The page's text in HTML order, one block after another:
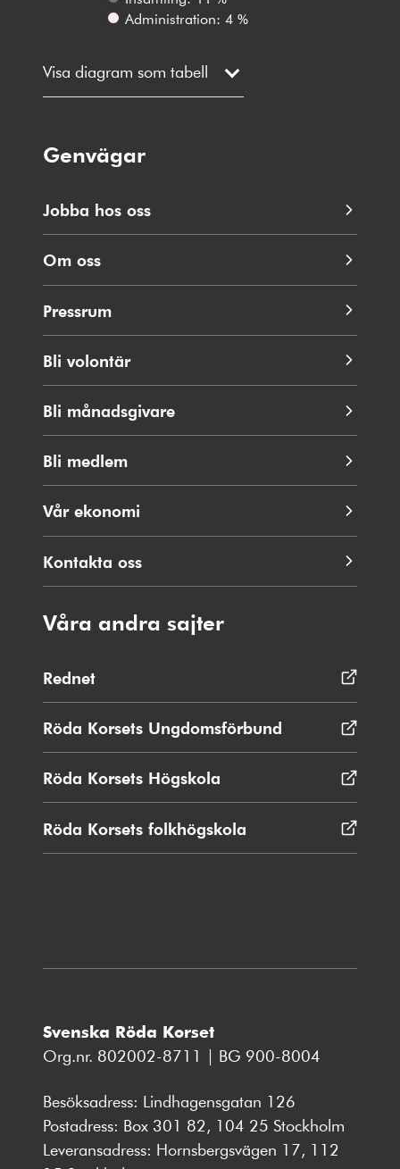
Administration: 4 %
Visa diagram som tabell
Genvägar
Jobba hos oss
Om oss
Pressrum
Bli volontär
Bli månadsgivare
Bli medlem
Vår ekonomi
Kontakta oss
Våra andra sajter
Rednet
i
nytt
fönster
Röda Korsets Ungdomsförbund Öppnas
i
Röda Korsets Högskola
i
nytt
fönster
Röda Korsets folkhögskola
i
Svenska Röda Korset
Org.nr. 802002-8711 | BG 900-8004
Besöksadress: Lindhagensgatan 126
Postadress: Box 301 82, 104 25 Stockholm
Leveransadress: Hornsbergsvägen 17, 112